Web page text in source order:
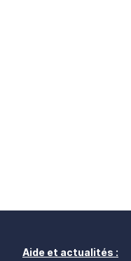
Aide et actualités :